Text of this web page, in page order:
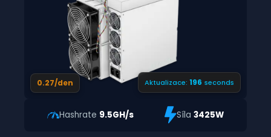
0.27/den Aktualizace: 195 seconds
Hashrate 9.5GH/s Síla 3425W